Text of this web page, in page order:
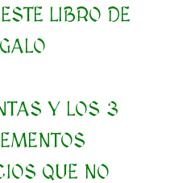
LIBRO DE
Y LOS 3
QUE NO